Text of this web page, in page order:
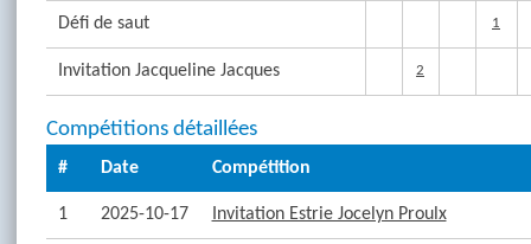
Défi de saut 1
Invitation Jacqueline Jacques 2
Compétitions détaillées
# Date Compétition
1 2025-10-17 Invitation Estrie Jocelyn Proulx